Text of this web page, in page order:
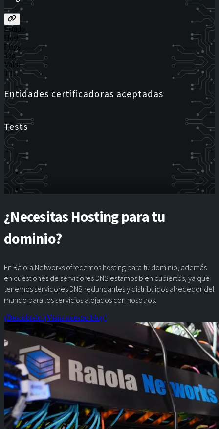
Estado
Host
Flags
Tag
Valor
TTL
Entidades certificadoras aceptadas
Tests
¿Necesitas Hosting para tu
dominio?
En Raiola Networks ofrecemos hosting para tu dominio, además
en cuestiones de servidores DNS estamos bien cubiertos, ya que
tenemos servidores DNS redundantes y distribuídos alrededor del
mundo para los servicios alojados con nosotros.
¡Descúbrelo!¡Visita nuestro blog!